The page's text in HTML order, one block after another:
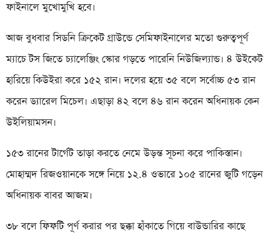
ফাইনালে মুখোমুখি হবে।
আজ বুধবার সিডনি ক্রিকেট গ্রাউন্ডে সেমিফাইনালের মতো গুরুত্বপূর্ণ
ম্যাচে টস জিতে চ্যালেঞ্জিং স্কোর গড়তে পারেনি নিউজিল্যান্ড। ৪ উইকেট
হারিয়ে কিউইরা করে ১৫২ রান। দলের হয়ে ৩৫ বলে সর্বোচ্চ ৫৩ রান
করেন ড্যারেল মিচেল। এছাড়া ৪২ বলে ৪৬ রান করেন অধিনায়ক কেন
উইলিয়ামসন।
১৫৩ রানের টার্গেট তাড়া করতে নেমে উড়ন্ত সূচনা করে পাকিস্তান।
মোহাম্মদ রিজওয়ানকে সঙ্গে নিয়ে ১২.৪ ওভারে ১০৫ রানের জুটি গড়েন
অধিনায়ক বাবর আজম।
৩৮ বলে ফিফটি পূর্ণ করার পর ছক্কা হাঁকাতে গিয়ে বাউন্ডারির কাছে